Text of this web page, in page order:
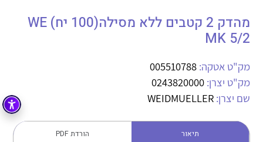
איכות | שרות | זמינות
אטקה בע”מ היא החברה הגדולה והמובילה בישראל בשיווק
מיתוג, בקרה , ואינסטלציה חשמלית ופעילה ב7 תחומים:
חשמל מיתוג ואינסטלציה חשמלית
קופסאות וארונות לחשמל, בקרה ואלקטרוניקה
לכל מוצרי היצרן לכל מוצרי היצרן
לכל מוצרי היצרן לכל מוצרי היצרן
מהדק 2 קטבים ללא מסילה(100 יח) WE
MK 5/2
מק"ט אטקה: 005510788
מק"ט יצרן: 0243820000
שם יצרן: WEIDMUELLER
תיאור הורדת PDF